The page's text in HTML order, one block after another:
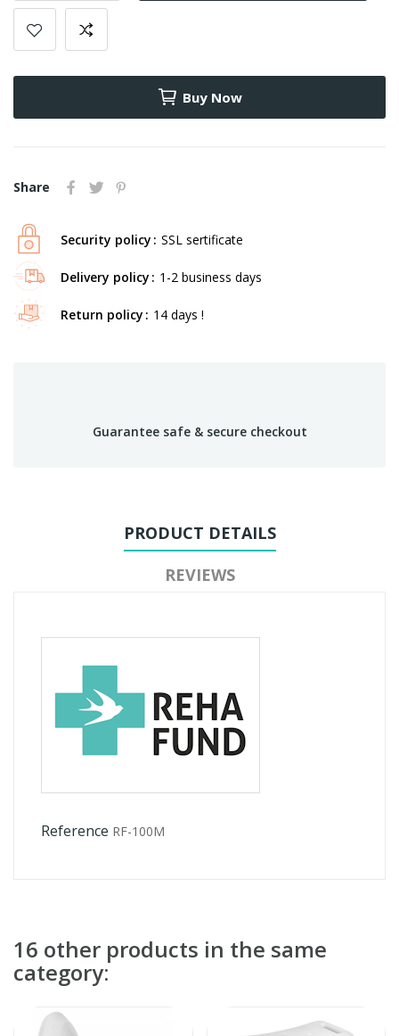
Buy Now
Share
Security policy SSL sertificate
Delivery policy 1-2 business days
Return policy 14 days !
Guarantee safe & secure checkout
PRODUCT DETAILS
REVIEWS
Reference RF-100M
16 other products in the same
category: